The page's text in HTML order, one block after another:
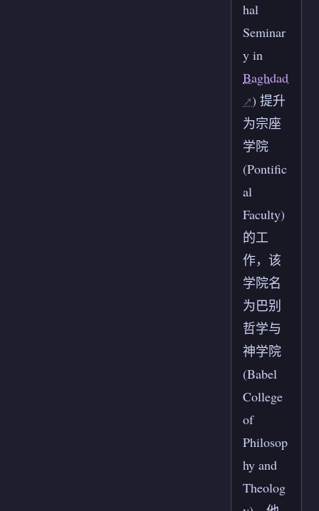
hal
Seminar
y in
Baghdad
) 提升
为宗座
学院
(Pontific
al
Faculty)
的工
作，该
学院名
为巴别
哲学与
神学院
(Babel
College
of
Philosop
hy and
Theolog